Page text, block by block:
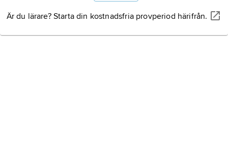
Är du lärare? Starta din kostnadsfria provperiod härifrån.